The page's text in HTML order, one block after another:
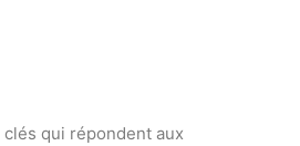
qui répondent aux